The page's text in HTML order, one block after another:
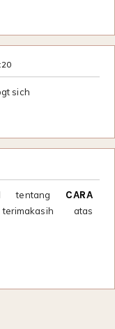
sich
tentang CARA
atas